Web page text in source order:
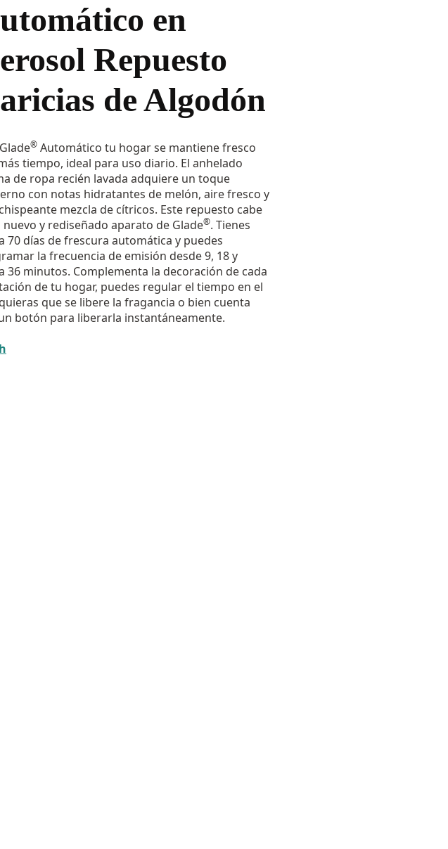
en
Repuesto
de Algodón
® Automático tu hogar se mantiene fresco
tiempo, ideal para uso diario. El anhelado
de ropa recién lavada adquiere un toque
con notas hidratantes de melón, aire fresco y
mezcla de cítricos. Este repuesto cabe
nuevo y rediseñado aparato de Glade®. Tienes
70 días de frescura automática y puedes
la frecuencia de emisión desde 9, 18 y
36 minutos. Complementa la decoración de cada
de tu hogar, puedes regular el tiempo en el
que se libere la fragancia o bien cuenta
botón para liberarla instantáneamente.